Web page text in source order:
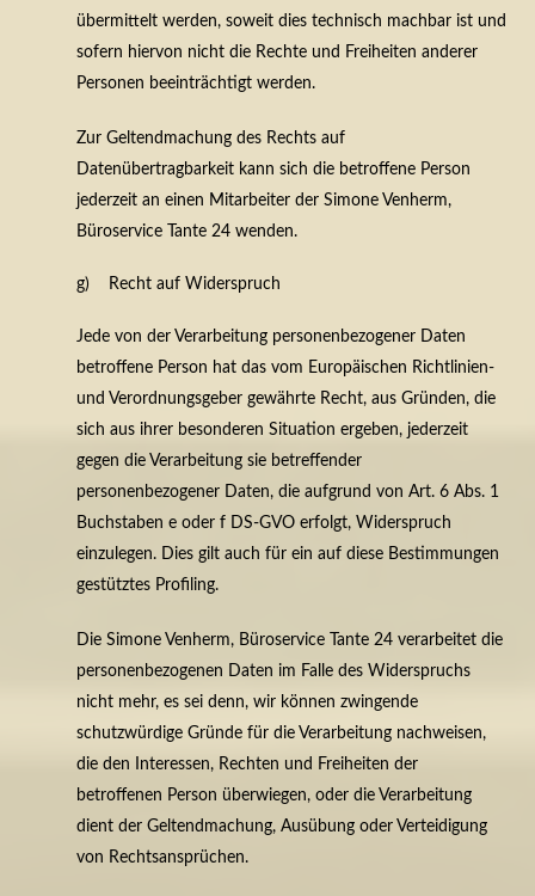
übermittelt werden, soweit dies technisch machbar ist und
sofern hiervon nicht die Rechte und Freiheiten anderer
Personen beeinträchtigt werden.
Zur Geltendmachung des Rechts auf
Datenübertragbarkeit kann sich die betroffene Person
jederzeit an einen Mitarbeiter der Simone Venherm,
Büroservice Tante 24 wenden.
g) Recht auf Widerspruch
Jede von der Verarbeitung personenbezogener Daten
betroffene Person hat das vom Europäischen Richtlinien-
und Verordnungsgeber gewährte Recht, aus Gründen, die
sich aus ihrer besonderen Situation ergeben, jederzeit
gegen die Verarbeitung sie betreffender
personenbezogener Daten, die aufgrund von Art. 6 Abs. 1
Buchstaben e oder f DS-GVO erfolgt, Widerspruch
einzulegen. Dies gilt auch für ein auf diese Bestimmungen
gestütztes Profiling.
Die Simone Venherm, Büroservice Tante 24 verarbeitet die
personenbezogenen Daten im Falle des Widerspruchs
nicht mehr, es sei denn, wir können zwingende
schutzwürdige Gründe für die Verarbeitung nachweisen,
die den Interessen, Rechten und Freiheiten der
betroffenen Person überwiegen, oder die Verarbeitung
dient der Geltendmachung, Ausübung oder Verteidigung
von Rechtsansprüchen.